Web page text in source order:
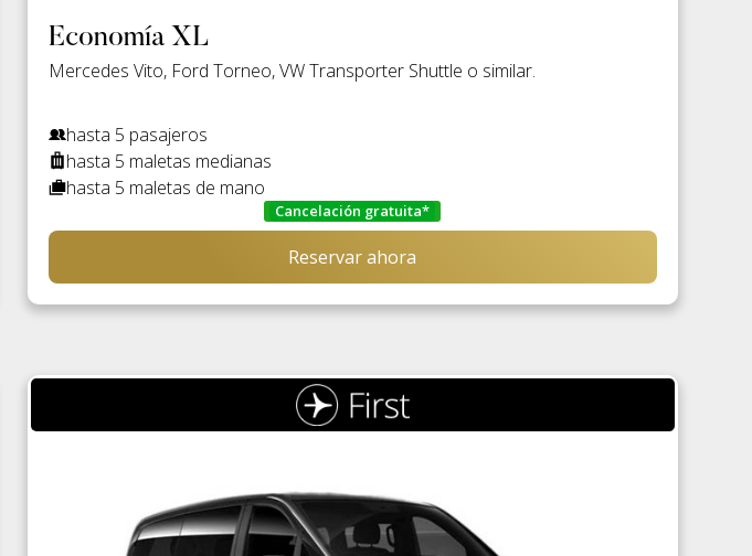
Economía XL
Mercedes Vito, Ford Torneo, VW Transporter Shuttle o similar.
hasta 5 pasajeros
hasta 5 maletas medianas
hasta 5 maletas de mano
Cancelación gratuita*
Reservar ahora